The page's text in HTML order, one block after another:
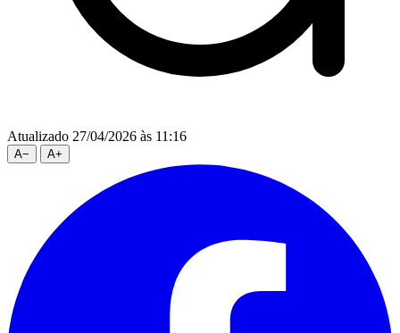
Atualizado 27/04/2026 às 11:16
A− A+